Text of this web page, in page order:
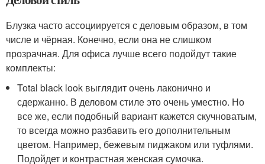
Блузка часто ассоциируется с деловым образом, в том
числе и чёрная. Конечно, если она не слишком
прозрачная. Для офиса лучше всего подойдут такие
комплекты:
Total black look выглядит очень лаконично и
сдержанно. В деловом стиле это очень уместно. Но
все же, если подобный вариант кажется скучноватым,
то всегда можно разбавить его дополнительным
цветом. Например, бежевым пиджаком или туфлями.
Подойдет и контрастная женская сумочка.